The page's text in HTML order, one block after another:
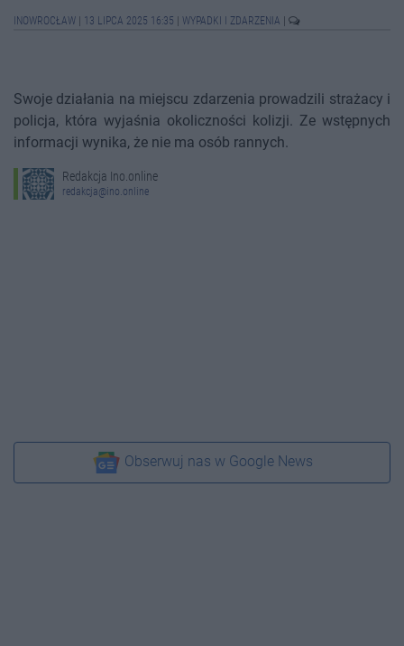
INOWROCŁAW 13 LIPCA 2025 16:35 WYPADKI I ZDARZENIA
Swoje działania na miejscu zdarzenia prowadzili strażacy i
policja, która wyjaśnia okoliczności kolizji. Ze wstępnych
informacji wynika, że nie ma osób rannych.
Redakcja Ino.online
redakcja@ino.online
Obserwuj nas w Google News